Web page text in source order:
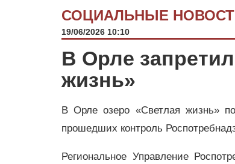
СОЦИАЛЬНЫЕ
19/06/2026 10:10
В Орле
жизнь»
В Орле озеро «Светлая жизнь»
прошедших контроль
Региональное Управление